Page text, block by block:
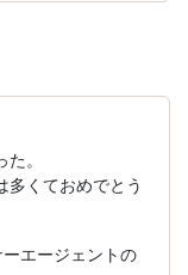
。
多くておめでとう
エージェントの